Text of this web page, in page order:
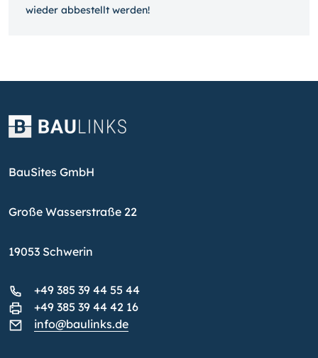
wieder ab­bestellt werden!
BauSites GmbH
Große Wasserstraße 22
19053 Schwerin
+49 385 39 44 55 44
+49 385 39 44 42 16
info@baulinks.de